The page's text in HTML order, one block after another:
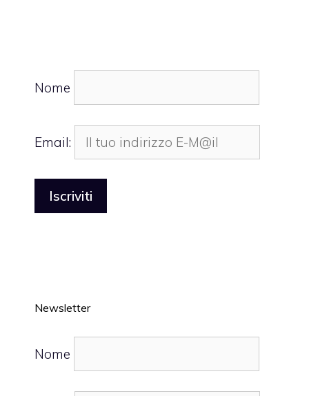
Nome
Email:
Newsletter
Nome